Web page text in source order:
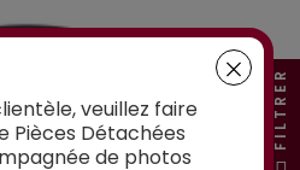
veuillez faire
Pièces Détachées
de photos
FILTRER